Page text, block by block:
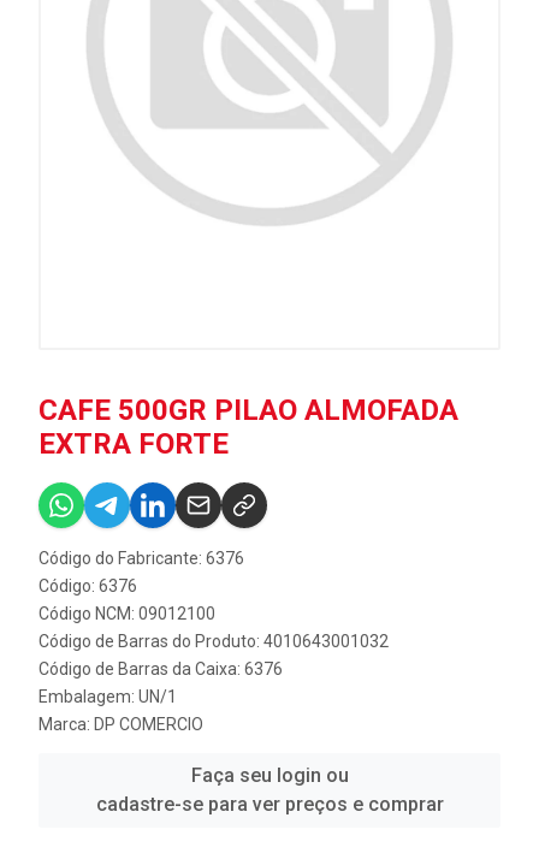
CAFE 500GR PILAO ALMOFADA
EXTRA FORTE
Código do Fabricante: 6376
Código: 6376
Código NCM: 09012100
Código de Barras do Produto: 4010643001032
Código de Barras da Caixa: 6376
Embalagem: UN/1
Marca: DP COMERCIO
Faça seu login ou
cadastre-se para ver preços e comprar